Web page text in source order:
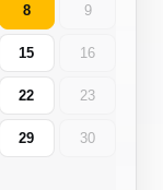
8 9
15 16
22 23
29 30